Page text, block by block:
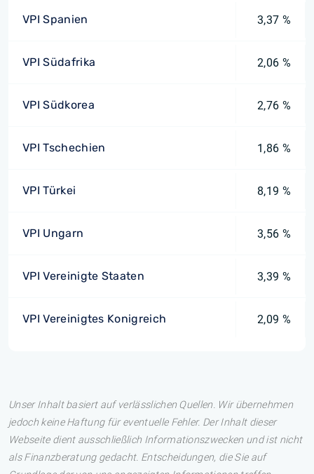
VPI Spanien 3,37 %
VPI Südafrika 2,06 %
VPI Südkorea 2,76 %
VPI Tschechien 1,86 %
VPI Türkei 8,19 %
VPI Ungarn 3,56 %
VPI Vereinigte Staaten 3,39 %
VPI Vereinigtes Konigreich 2,09 %
Unser Inhalt basiert auf verlässlichen Quellen. Wir übernehmen
jedoch keine Haftung für eventuelle Fehler. Der Inhalt dieser
Webseite dient ausschließlich Informationszwecken und ist nicht
als Finanzberatung gedacht. Entscheidungen, die Sie auf